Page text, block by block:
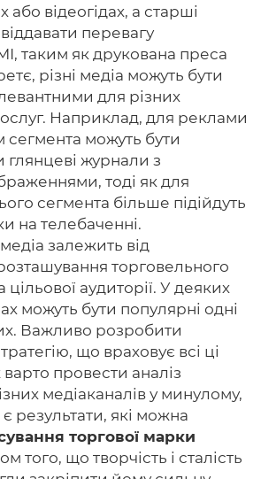
відеогідах, а старші
перевагу
таким як друкована преса
різні медіа можуть бути
для різних
Наприклад, для реклами
сегмента можуть бути
журнали з
тоді як для
сегмента більше підійдуть
на телебаченні.
залежить від
торговельного
цільової аудиторії. У деяких
можуть бути популярні одні
Важливо розробити
що враховує всі ці
провести аналіз
медіаканалів у минулому,
результати, які можна
торгової марки
того, що творчість і сталість